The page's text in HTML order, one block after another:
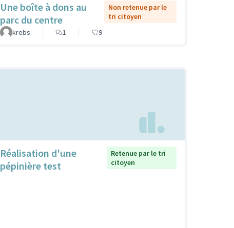
Une boîte à dons au
parc du centre
Non retenue par le
tri citoyen
krebs
1 9
Réalisation d'une
pépinière test
Retenue par le tri
citoyen